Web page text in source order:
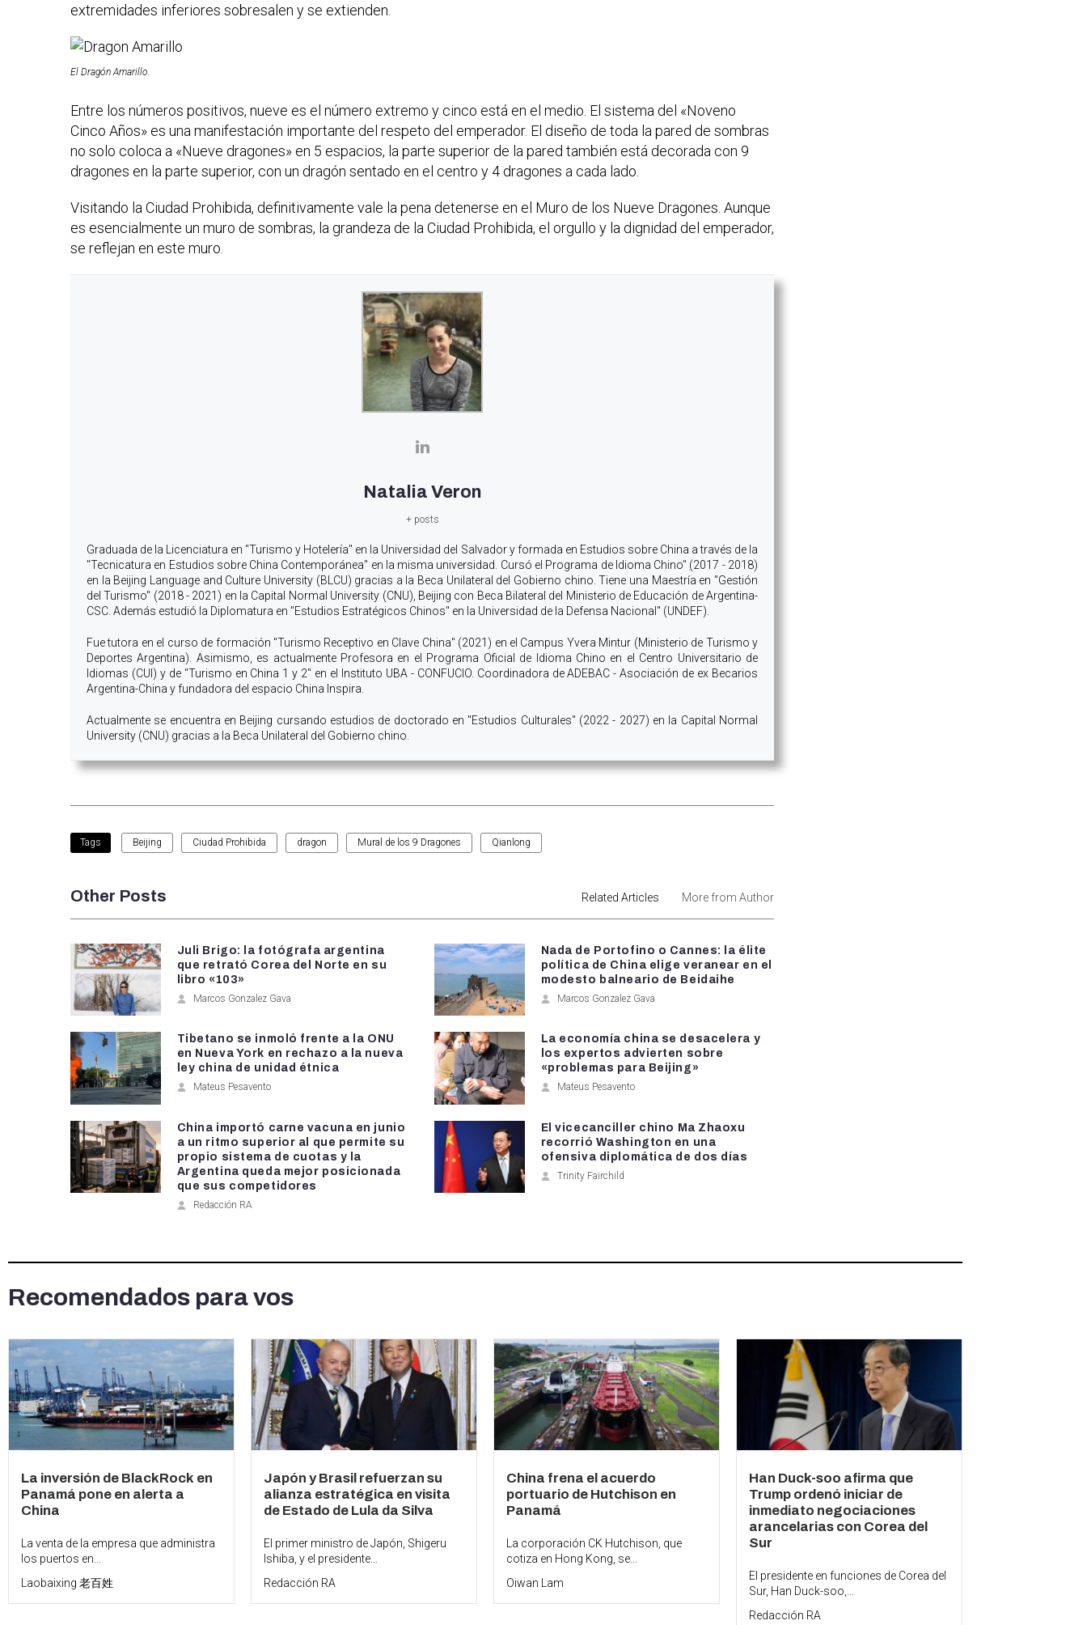
extremidades inferiores sobresalen y se extienden.
El Dragón Amarillo.
Entre los números positivos, nueve es el número extremo y cinco está en el medio. El sistema del «Noveno
Cinco Años» es una manifestación importante del respeto del emperador. El diseño de toda la pared de sombras
no solo coloca a «Nueve dragones» en 5 espacios, la parte superior de la pared también está decorada con 9
dragones en la parte superior, con un dragón sentado en el centro y 4 dragones a cada lado.
Visitando la Ciudad Prohibida, definitivamente vale la pena detenerse en el Muro de los Nueve Dragones. Aunque
es esencialmente un muro de sombras, la grandeza de la Ciudad Prohibida, el orgullo y la dignidad del emperador,
se reflejan en este muro.
Natalia Veron
+ posts
Graduada de la Licenciatura en "Turismo y Hotelería" en la Universidad del Salvador y formada en Estudios sobre China a través de la
"Tecnicatura en Estudios sobre China Contemporánea" en la misma universidad. Cursó el Programa de Idioma Chino" (2017 - 2018)
en la Beijing Language and Culture University (BLCU) gracias a la Beca Unilateral del Gobierno chino. Tiene una Maestría en "Gestión
del Turismo" (2018 - 2021) en la Capital Normal University (CNU), Beijing con Beca Bilateral del Ministerio de Educación de Argentina-
CSC. Además estudió la Diplomatura en "Estudios Estratégicos Chinos" en la Universidad de la Defensa Nacional" (UNDEF).
Fue tutora en el curso de formación "Turismo Receptivo en Clave China" (2021) en el Campus Yvera Mintur (Ministerio de Turismo y
Deportes Argentina). Asimismo, es actualmente Profesora en el Programa Oficial de Idioma Chino en el Centro Universitario de
Idiomas (CUI) y de "Turismo en China 1 y 2" en el Instituto UBA - CONFUCIO. Coordinadora de ADEBAC - Asociación de ex Becarios
Argentina-China y fundadora del espacio China Inspira.
Actualmente se encuentra en Beijing cursando estudios de doctorado en "Estudios Culturales" (2022 - 2027) en la Capital Normal
University (CNU) gracias a la Beca Unilateral del Gobierno chino.
Tags Beijing Ciudad Prohibida dragon Mural de los 9 Dragones Qianlong
Other Posts Related Articles More from Author
Juli Brigo: la fotógrafa argentina
que retrató Corea del Norte en su
libro «103»
Marcos Gonzalez Gava
Nada de Portofino o Cannes: la élite
política de China elige veranear en el
modesto balneario de Beidaihe
Marcos Gonzalez Gava
Tibetano se inmoló frente a la ONU
en Nueva York en rechazo a la nueva
ley china de unidad étnica
Mateus Pesavento
La economía china se desacelera y
los expertos advierten sobre
«problemas para Beijing»
Mateus Pesavento
China importó carne vacuna en junio
a un ritmo superior al que permite su
propio sistema de cuotas y la
Argentina queda mejor posicionada
que sus competidores
Redacción RA
El vicecanciller chino Ma Zhaoxu
recorrió Washington en una
ofensiva diplomática de dos días
Trinity Fairchild
Recomendados para vos
La inversión de BlackRock en
Panamá pone en alerta a
China
La venta de la empresa que administra
los puertos en...
Laobaixing 老百姓
Japón y Brasil refuerzan su
alianza estratégica en visita
de Estado de Lula da Silva
El primer ministro de Japón, Shigeru
Ishiba, y el presidente...
Redacción RA
China frena el acuerdo
portuario de Hutchison en
Panamá
La corporación CK Hutchison, que
cotiza en Hong Kong, se...
Oiwan Lam
Han Duck-soo afirma que
Trump ordenó iniciar de
inmediato negociaciones
arancelarias con Corea del
Sur
El presidente en funciones de Corea del
Sur, Han Duck-soo,...
Redacción RA